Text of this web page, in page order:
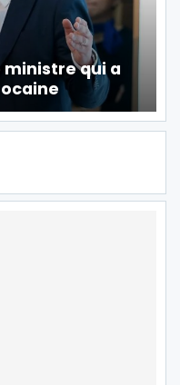
ministre qui a